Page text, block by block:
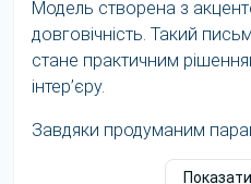
Модель створена з
довговічність. Такий
стане практичним
інтер’єру.
Завдяки продуманим
для тривалого